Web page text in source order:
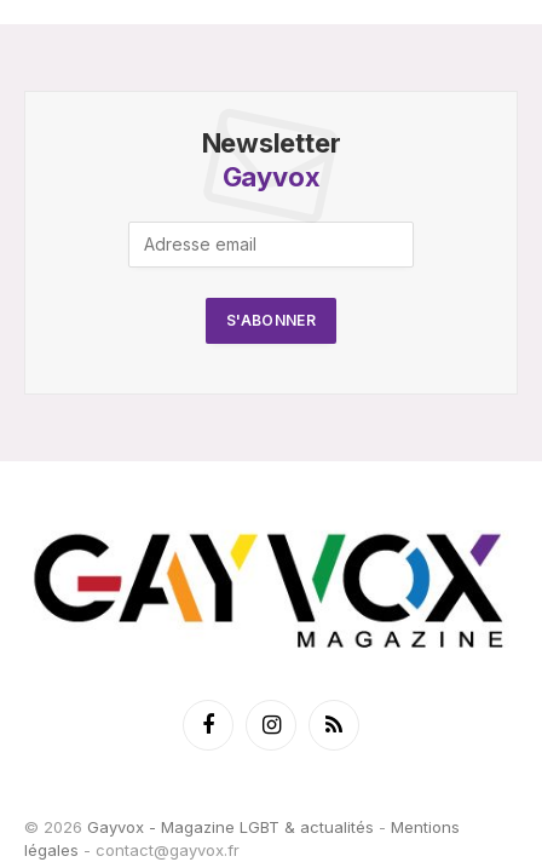
Newsletter
Gayvox
FacebookInstagramRSS
© 2026 Gayvox - Magazine LGBT & actualités - Mentions
légales - contact@gayvox.fr